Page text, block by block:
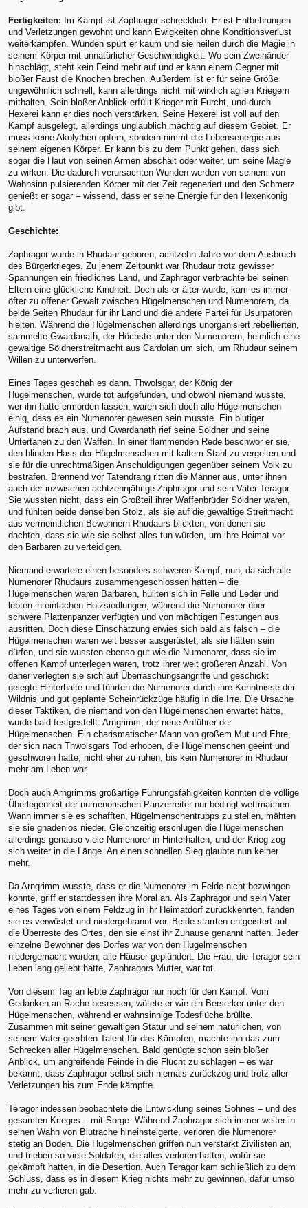
Fertigkeiten: Im Kampf ist Zaphragor schrecklich. Er ist Entbehrungen
und Verletzungen gewohnt und kann Ewigkeiten ohne Konditionsverlust
weiterkämpfen. Wunden spürt er kaum und sie heilen durch die Magie in
seinem Körper mit unnatürlicher Geschwindigkeit. Wo sein Zweihänder
hinschlägt, steht kein Feind mehr auf und er kann einem Gegner mit
bloßer Faust die Knochen brechen. Außerdem ist er für seine Größe
ungewöhnlich schnell, kann allerdings nicht mit wirklich agilen Kriegern
mithalten. Sein bloßer Anblick erfüllt Krieger mit Furcht, und durch
Hexerei kann er dies noch verstärken. Seine Hexerei ist voll auf den
Kampf ausgelegt, allerdings unglaublich mächtig auf diesem Gebiet. Er
muss keine Akolythen opfern, sondern nimmt die Lebensenergie aus
seinem eigenen Körper. Er kann bis zu dem Punkt gehen, dass sich
sogar die Haut von seinen Armen abschält oder weiter, um seine Magie
zu wirken. Die dadurch verursachten Wunden werden von seinem von
Wahnsinn pulsierenden Körper mit der Zeit regeneriert und den Schmerz
genießt er sogar – wissend, dass er seine Energie für den Hexenkönig
gibt.
Geschichte:
Zaphragor wurde in Rhudaur geboren, achtzehn Jahre vor dem Ausbruch
des Bürgerkrieges. Zu jenem Zeitpunkt war Rhudaur trotz gewisser
Spannungen ein friedliches Land, und Zaphragor verbrachte bei seinen
Eltern eine glückliche Kindheit. Doch als er älter wurde, kam es immer
öfter zu offener Gewalt zwischen Hügelmenschen und Numenorern, da
beide Seiten Rhudaur für ihr Land und die andere Partei für Usurpatoren
hielten. Während die Hügelmenschen allerdings unorganisiert rebellierten,
sammelte Gwardanath, der Höchste unter den Numenorern, heimlich eine
gewaltige Söldnerstreitmacht aus Cardolan um sich, um Rhudaur seinem
Willen zu unterwerfen.
Eines Tages geschah es dann. Thwolsgar, der König der
Hügelmenschen, wurde tot aufgefunden, und obwohl niemand wusste,
wer ihn hatte ermorden lassen, waren sich doch alle Hügelmenschen
einig, dass es ein Numenorer gewesen sein musste. Ein blutiger
Aufstand brach aus, und Gwardanath rief seine Söldner und seine
Untertanen zu den Waffen. In einer flammenden Rede beschwor er sie,
den blinden Hass der Hügelmenschen mit kaltem Stahl zu vergelten und
sie für die unrechtmäßigen Anschuldigungen gegenüber seinem Volk zu
bestrafen. Brennend vor Tatendrang ritten die Männer aus, unter ihnen
auch der inzwischen achtzehnjährige Zaphragor und sein Vater Teragor.
Sie wussten nicht, dass ein Großteil ihrer Waffenbrüder Söldner waren,
und fühlten beide denselben Stolz, als sie auf die gewaltige Streitmacht
aus vermeintlichen Bewohnern Rhudaurs blickten, von denen sie
dachten, dass sie wie sie selbst alles tun würden, um ihre Heimat vor
den Barbaren zu verteidigen.
Niemand erwartete einen besonders schweren Kampf, nun, da sich alle
Numenorer Rhudaurs zusammengeschlossen hatten – die
Hügelmenschen waren Barbaren, hüllten sich in Felle und Leder und
lebten in einfachen Holzsiedlungen, während die Numenorer über
schwere Plattenpanzer verfügten und von mächtigen Festungen aus
ausritten. Doch diese Einschätzung erwies sich bald als falsch – die
Hügelmenschen waren weit besser ausgerüstet, als sie hätten sein
dürfen, und sie wussten ebenso gut wie die Numenorer, dass sie im
offenen Kampf unterlegen waren, trotz ihrer weit größeren Anzahl. Von
daher verlegten sie sich auf Überraschungsangriffe und geschickt
gelegte Hinterhalte und führten die Numenorer durch ihre Kenntnisse der
Wildnis und gut geplante Scheinrückzüge häufig in die Irre. Die Ursache
dieser Taktiken, die niemand von den Hügelmenschen erwartet hätte,
wurde bald festgestellt: Arngrimm, der neue Anführer der
Hügelmenschen. Ein charismatischer Mann von großem Mut und Ehre,
der sich nach Thwolsgars Tod erhoben, die Hügelmenschen geeint und
geschworen hatte, nicht eher zu ruhen, bis kein Numenorer in Rhudaur
mehr am Leben war.
Doch auch Arngrimms großartige Führungsfähigkeiten konnten die völlige
Überlegenheit der numenorischen Panzerreiter nur bedingt wettmachen.
Wann immer sie es schafften, Hügelmenschentrupps zu stellen, mähten
sie sie gnadenlos nieder. Gleichzeitig erschlugen die Hügelmenschen
allerdings genauso viele Numenorer in Hinterhalten, und der Krieg zog
sich weiter in die Länge. An einen schnellen Sieg glaubte nun keiner
mehr.
Da Arngrimm wusste, dass er die Numenorer im Felde nicht bezwingen
konnte, griff er stattdessen ihre Moral an. Als Zaphragor und sein Vater
eines Tages von einem Feldzug in ihr Heimatdorf zurückkehrten, fanden
sie es verwüstet und niedergebrannt vor. Beide starrten entgeistert auf
die Überreste des Ortes, den sie einst ihr Zuhause genannt hatten. Jeder
einzelne Bewohner des Dorfes war von den Hügelmenschen
niedergemacht worden, alle Häuser geplündert. Die Frau, die Teragor sein
Leben lang geliebt hatte, Zaphragors Mutter, war tot.
Von diesem Tag an lebte Zaphragor nur noch für den Kampf. Vom
Gedanken an Rache besessen, wütete er wie ein Berserker unter den
Hügelmenschen, während er wahnsinnige Todesflüche brüllte.
Zusammen mit seiner gewaltigen Statur und seinem natürlichen, von
seinem Vater geerbten Talent für das Kämpfen, machte ihn das zum
Schrecken aller Hügelmenschen. Bald genügte schon sein bloßer
Anblick, um angreifende Feinde in die Flucht zu schlagen – es war
bekannt, dass Zaphragor selbst sich niemals zurückzog und trotz aller
Verletzungen bis zum Ende kämpfte.
Teragor indessen beobachtete die Entwicklung seines Sohnes – und des
gesamten Krieges – mit Sorge. Während Zaphragor sich immer weiter in
seinen Wahn von Blutrache hineinsteigerte, verloren die Numenorer
stetig an Boden. Die Hügelmenschen griffen nun verstärkt Zivilisten an,
und trieben so viele Soldaten, die alles verloren hatten, wofür sie
gekämpft hatten, in die Desertion. Auch Teragor kam schließlich zu dem
Schluss, dass es in diesem Krieg nichts mehr zu gewinnen, dafür umso
mehr zu verlieren gab.